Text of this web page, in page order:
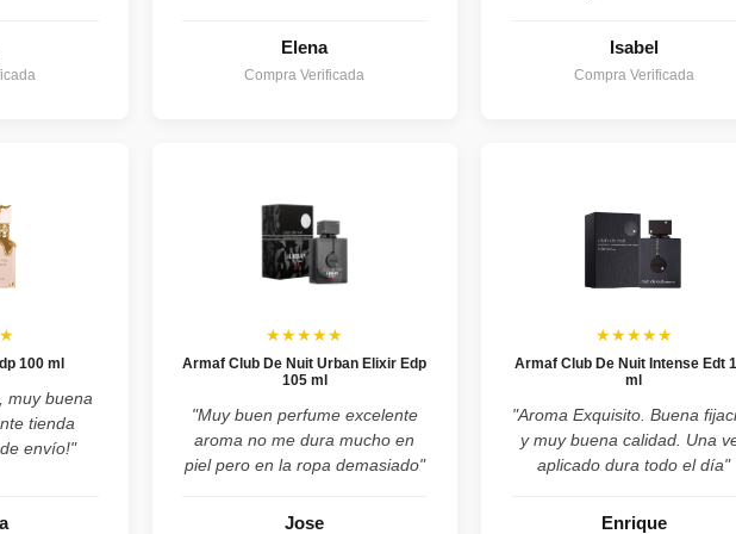
Elena
Compra Verificada
Isabel
Compra Verificada
100 ml
muy buena
tienda
envío!"
★★★★★
Armaf Club De Nuit Urban Elixir Edp
105 ml
"Muy buen perfume excelente
aroma no me dura mucho en
piel pero en la ropa demasiado"
Jose
★★★★★
Armaf Club De Nuit Intense Edt
ml
"Aroma Exquisito. Buena
y muy buena calidad. Una
aplicado dura todo el día"
Enrique